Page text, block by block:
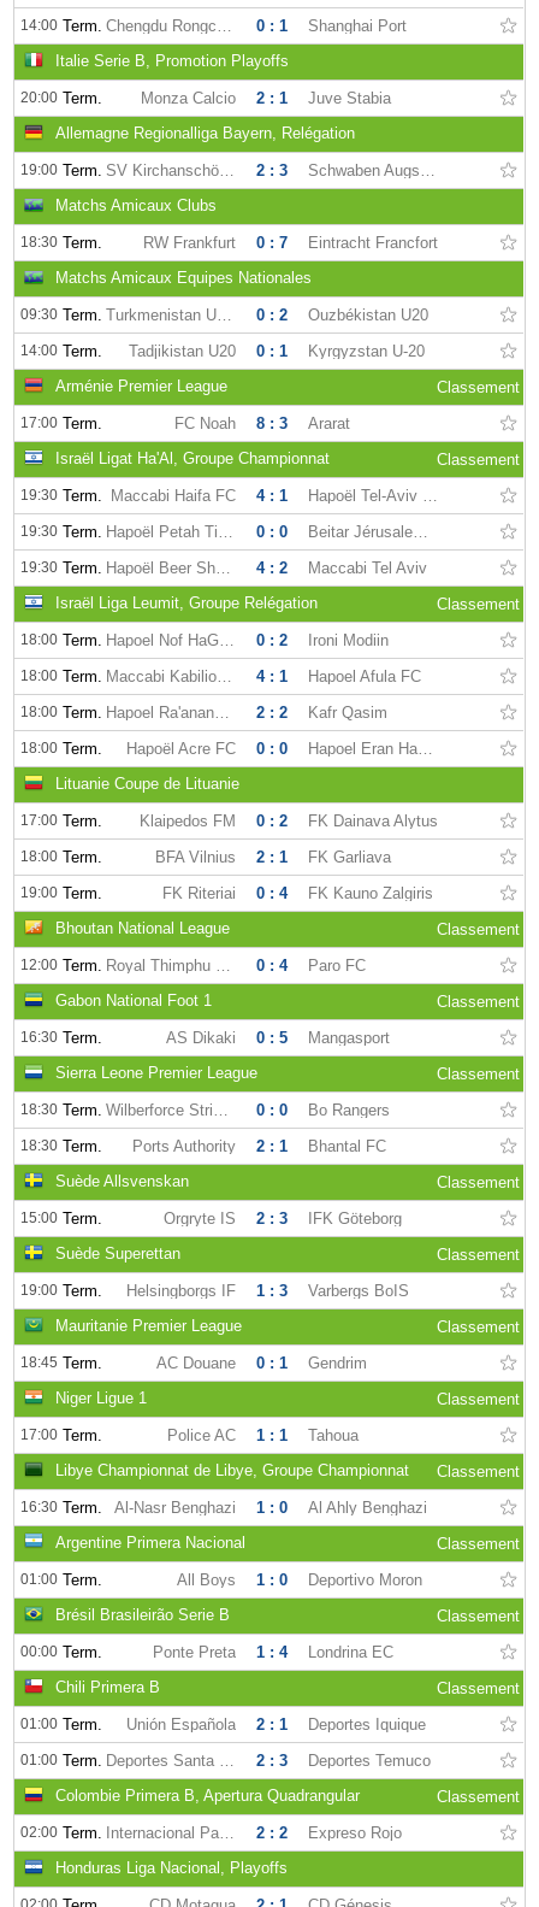
14:00 Term. Chengdu Rongcheng 0 : 1
Shanghai Port
Italie Serie B, Promotion Playoffs
20:00 Term. Monza Calcio 2 : 1
Juve Stabia
Allemagne Regionalliga Bayern, Relégation
19:00 Term. SV Kirchanschöring 2 : 3
Schwaben Augsburg
Matchs Amicaux Clubs
18:30 Term. RW Frankfurt 0 : 7
Eintracht Francfort
Matchs Amicaux Equipes Nationales
09:30 Term. Turkmenistan U-20 0 : 2 Ouzbékistan U20
14:00 Term. Tadjikistan U20 0 : 1
Kyrgyzstan U-20
Arménie Premier League
Classement
17:00 Term. FC Noah 8 : 3
Ararat
Israël Ligat Ha'Al, Groupe Championnat
Classement
19:30 Term. Maccabi Haifa FC 4 : 1 Hapoël Tel-Aviv FC
19:30 Term. Hapoël Petah Tikva FC 0 : 0 Beitar Jérusalem FC
19:30 Term. Hapoël Beer Sheva FC 4 : 2
Maccabi Tel Aviv
Israël Liga Leumit, Groupe Relégation
Classement
18:00 Term. Hapoel Nof HaGalil FC 0 : 2 Ironi Modiin
18:00 Term. Maccabi Kabilio Jaffa 4 : 1 Hapoel Afula FC
18:00 Term. Hapoel Ra'anana AFC 2 : 2 Kafr Qasim
18:00 Term. Hapoël Acre FC 0 : 0
Hapoel Eran Hadera FC
Lituanie Coupe de Lituanie
17:00 Term. Klaipedos FM 0 : 2 FK Dainava Alytus
18:00 Term. BFA Vilnius 2 : 1 FK Garliava
19:00 Term. FK Riteriai 0 : 4
FK Kauno Zalgiris
Bhoutan National League
Classement
12:00 Term. Royal Thimphu College FC 0 : 4
Paro FC
Gabon National Foot 1
Classement
16:30 Term. AS Dikaki 0 : 5
Mangasport
Sierra Leone Premier League
Classement
18:30 Term. Wilberforce Strikers 0 : 0 Bo Rangers
18:30 Term. Ports Authority 2 : 1
Bhantal FC
Suède Allsvenskan
Classement
15:00 Term. Örgryte IS 2 : 3
IFK Göteborg
Suède Superettan
Classement
19:00 Term. Helsingborgs IF 1 : 3
Varbergs BoIS
Mauritanie Premier League
Classement
18:45 Term. AC Douane 0 : 1
Gendrim
Niger Ligue 1
Classement
17:00 Term. Police AC 1 : 1
Tahoua
Libye Championnat de Libye, Groupe Championnat
Classement
16:30 Term. Al-Nasr Benghazi 1 : 0
Al Ahly Benghazi
Argentine Primera Nacional
Classement
01:00 Term. All Boys 1 : 0
Deportivo Moron
Brésil Brasileirão Serie B
Classement
00:00 Term. Ponte Preta 1 : 4
Londrina EC
Chili Primera B
Classement
01:00 Term. Unión Española 2 : 1 Deportes Iquique
01:00 Term. Deportes Santa Cruz 2 : 3
Deportes Temuco
Colombie Primera B, Apertura Quadrangular
Classement
02:00 Term. Internacional Palmira 2 : 2
Expreso Rojo
Honduras Liga Nacional, Playoffs